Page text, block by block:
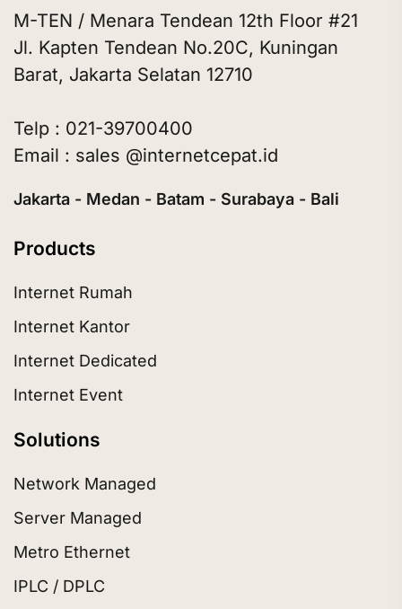
M-TEN / Menara Tendean 12th Floor #21
Jl. Kapten Tendean No.20C, Kuningan
Barat, Jakarta Selatan 12710
Telp : 021-39700400
Email : sales @internetcepat.id
Jakarta - Medan - Batam - Surabaya - Bali
Products
Internet Rumah
Internet Kantor
Internet Dedicated
Internet Event
Solutions
Network Managed
Server Managed
Metro Ethernet
IPLC / DPLC